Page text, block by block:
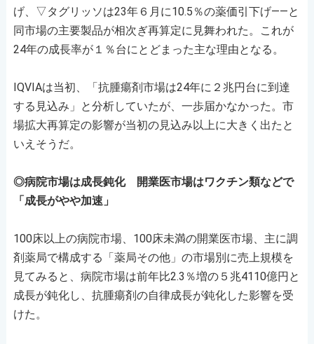
げ、▽タグリッソは23年６月に10.5％の薬価引下げ――と
同市場の主要製品が相次ぎ再算定に見舞われた。これが
24年の成長率が１％台にとどまった主な理由となる。
IQVIAは当初、「抗腫瘍剤市場は24年に２兆円台に到達
する見込み」と分析していたが、一歩届かなかった。市
場拡大再算定の影響が当初の見込み以上に大きく出たと
いえそうだ。
◎病院市場は成長鈍化 開業医市場はワクチン類などで
「成長がやや加速」
100床以上の病院市場、100床未満の開業医市場、主に調
剤薬局で構成する「薬局その他」の市場別に売上規模を
見てみると、病院市場は前年比2.3％増の５兆4110億円と
成長が鈍化し、抗腫瘍剤の自律成長が鈍化した影響を受
けた。